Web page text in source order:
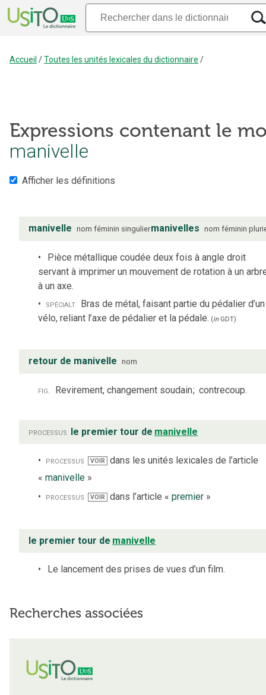
Accueil /Toutes les unités lexicales du dictionnaire /
Expressions contenant le
manivelle
Afficher les définitions
manivelle nom féminin singuliermanivelles nom féminin
Pièce métallique coudée deux fois à angle droit
servant à imprimer un mouvement de rotation à un
à un axe.
spécialt Bras de métal, faisant partie du pédalier d’un
vélo, reliant l’axe de pédalier et la pédale. (inGDT)
retour de manivelle nom
fig. Revirement, changement soudain; contrecoup.
processus le premier tour de manivelle
processus VOIR dans les unités lexicales de l’article
« manivelle »
processus
VOIR dans l’article « premier»
le premier tour de manivelle
Le lancement des prises de vues d’un film.
Recherches associées